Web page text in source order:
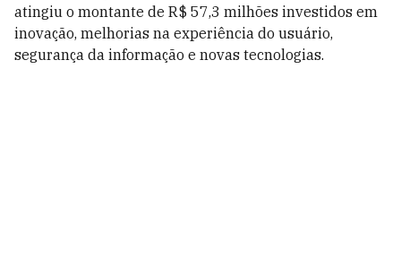
atingiu o montante de R$ 57,3 milhões investidos em
inovação, melhorias na experiência do usuário,
segurança da informação e novas tecnologias.